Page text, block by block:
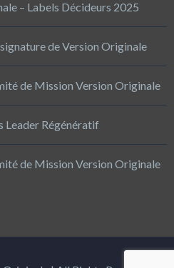
– Labels Décideurs 2025
de Version Originale
de Mission Version Originale
Leader Régénératif
de Mission Version Originale